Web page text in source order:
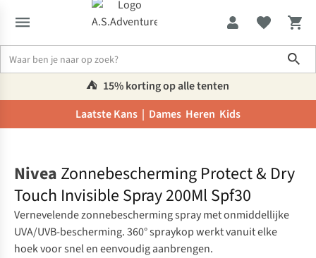
⛺️ 15% korting op alle tenten
Laatste Kans | Dames Heren Kids
Nivea Zonnebescherming Protect & Dry
Touch Invisible Spray 200Ml Spf30
Vernevelende zonnebescherming spray met onmiddellijke
UVA/UVB-bescherming. 360° spraykop werkt vanuit elke
hoek voor snel en eenvoudig aanbrengen.